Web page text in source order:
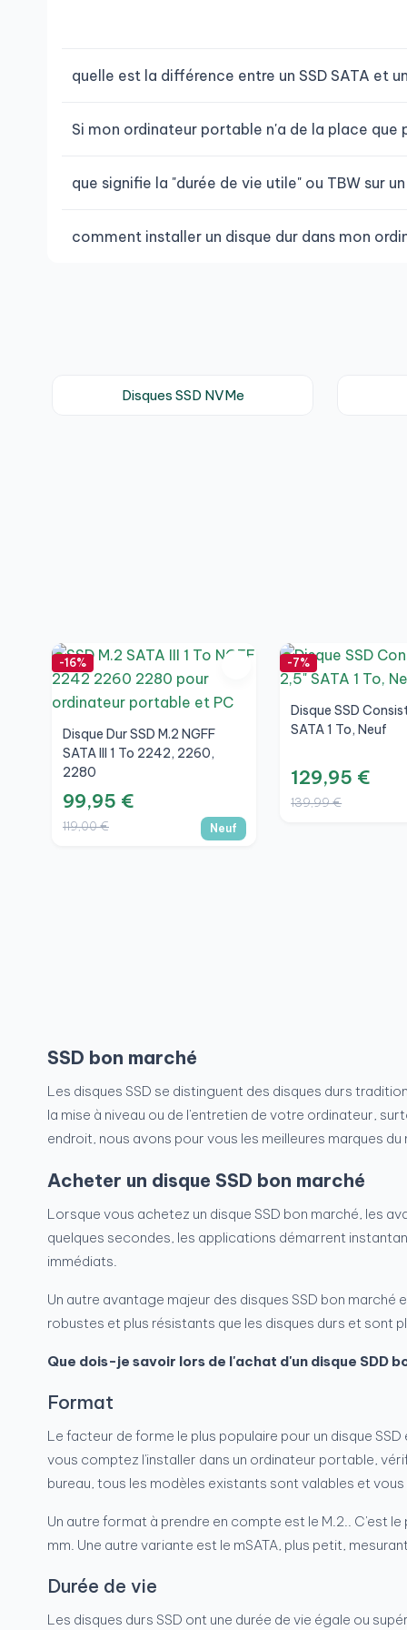
quelle est la différence entre un SSD SATA et
Si mon ordinateur portable n'a de la place que
que signifie la "durée de vie utile" ou TBW sur
comment installer un disque dur dans mon
Disques SSD NVMe
-16%
Disque Dur SSD M.2 NGFF
SATA III 1 To 2242, 2260,
2280
99,95 €
119,00 € Neuf
-7%
Disque SSD
SATA 1 To, Neuf
129,95 €
139,99 €
SSD bon marché
Les disques SSD se distinguent des disques durs
la mise à niveau ou de l'entretien de votre ordinateur,
endroit, nous avons pour vous les meilleures marques
Acheter un disque SSD bon marché
Lorsque vous achetez un disque SSD bon marché, les
quelques secondes, les applications démarrent
immédiats.
Un autre avantage majeur des disques SSD bon
robustes et plus résistants que les disques durs et sont
Que dois-je savoir lors de l'achat d'un disque SDD
Format
Le facteur de forme le plus populaire pour un disque
vous comptez l'installer dans un ordinateur portable,
bureau, tous les modèles existants sont valables et
Un autre format à prendre en compte est le M.2.. C'est
mm. Une autre variante est le mSATA, plus petit,
Durée de vie
Les disques durs SSD ont une durée de vie égale ou